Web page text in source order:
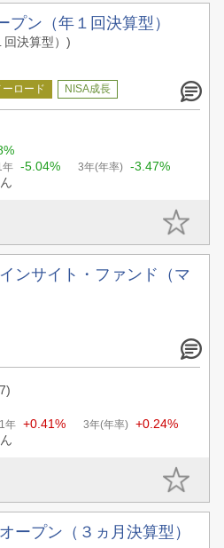
プン（年１回決算型）
回決算型）)
年 -5.04% 3年(年率) -3.47%
ンサイト・ファンド（マ
1年 +0.41% 3年(年率) +0.24%
ープン（３ヵ月決算型）